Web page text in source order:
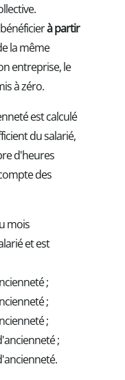
à partir
la même
entreprise, le
à zéro.
est calculé
du salarié,
d'heures
des
mois
et est
;
;
;
;